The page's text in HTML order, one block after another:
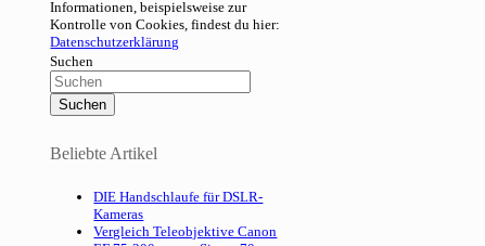
Informationen, beispielsweise zur
Kontrolle von Cookies, findest du hier:
Datenschutzerklärung
Suchen
Beliebte Artikel
DIE Handschlaufe für DSLR-
Kameras
Vergleich Teleobjektive Canon